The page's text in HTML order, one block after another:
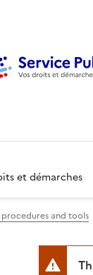
et démarches
and tools